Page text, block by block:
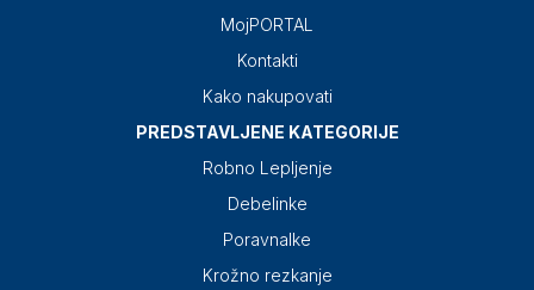
MojPORTAL
Kontakti
Kako nakupovati
PREDSTAVLJENE KATEGORIJE
Robno Lepljenje
Debelinke
Poravnalke
Krožno rezkanje